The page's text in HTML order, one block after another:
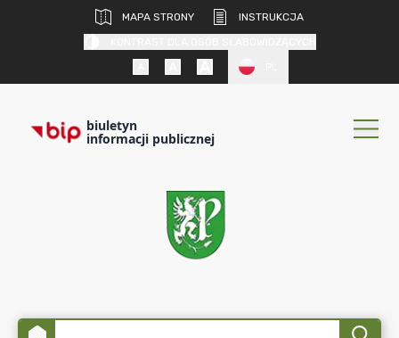
MAPA STRONY
INSTRUKCJA
biuletyn
informacji publicznej